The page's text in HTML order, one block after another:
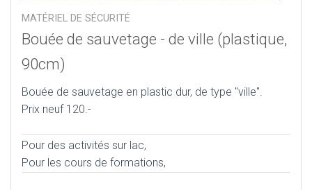
MATÉRIEL DE SÉCURITÉ
Bouée de sauvetage - de ville (plastique,
90cm)
Bouée de sauvetage en plastic dur, de type "ville".
Prix neuf 120.-
Pour des activités sur lac,
Pour les cours de formations,